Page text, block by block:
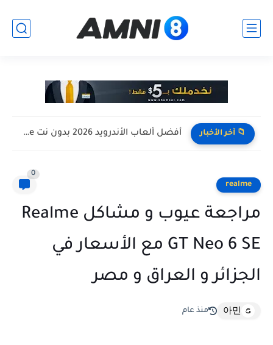
📁 آخر الأخبار أفضل ألعاب الأندرويد 2026 بدون نت Offline للأجهزة الضعيفة
realme
0
مراجعة عيوب و مشاكل Realme
GT Neo 6 SE مع الأسعار في
الجزائر و العراق و مصر
아민 منذ عام